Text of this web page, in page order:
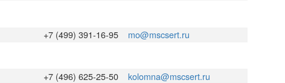
+7 (499) 391-16-95 mo@mscsert.ru
+7 (496) 625-25-50 kolomna@mscsert.ru